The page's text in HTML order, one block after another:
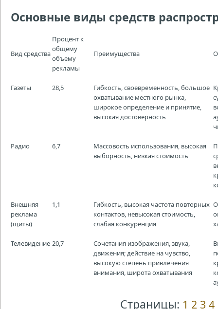
Основные виды средств
Вид средства
Процент к
общему
объему
рекламы
Преимущества
Газеты 28,5
Гибкость, своевременность, большое
охватывание местного рынка,
широкое определение и принятие,
высокая достоверность
Радио 6,7
Массовость использования, высокая
выборность, низкая стоимость
Внешняя
реклама
(щиты)
1,1
Гибкость, высокая частота повторных
контактов, невысокая стоимость,
слабая конкуренция
Телевидение 20,7
Сочетания изображения, звука,
движения; действие на чувство,
высокую степень привлечения
внимания, широта охватывания
Страницы: 1 2 3 4